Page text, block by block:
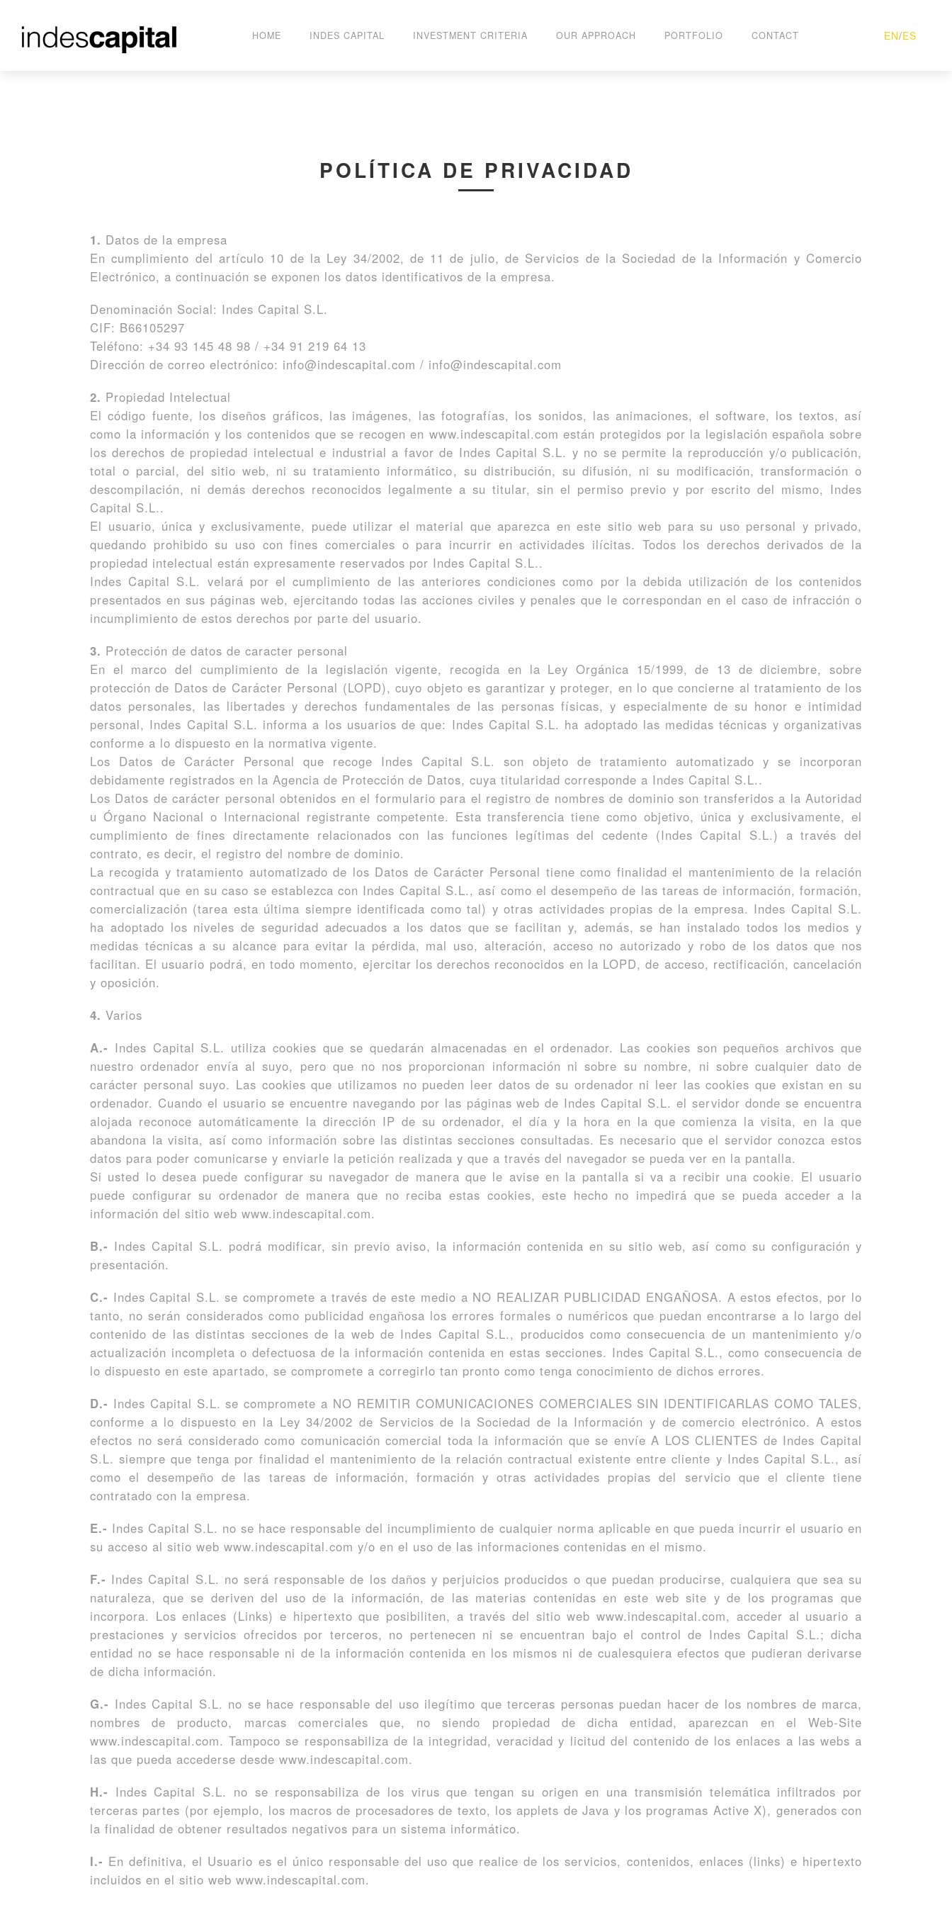
EN/ES
HOME INDES CAPITAL INVESTMENT CRITERIA OUR APPROACH PORTFOLIO CONTACT
POLÍTICA DE PRIVACIDAD
1. Datos de la empresa
En cumplimiento del artículo 10 de la Ley 34/2002, de 11 de julio, de Servicios de la Sociedad de la Información y Comercio
Electrónico, a continuación se exponen los datos identificativos de la empresa.
Denominación Social: Indes Capital S.L.
CIF: B66105297
Teléfono: +34 93 145 48 98 / +34 91 219 64 13
Dirección de correo electrónico: info@indescapital.com / info@indescapital.com
2. Propiedad Intelectual
El código fuente, los diseños gráficos, las imágenes, las fotografías, los sonidos, las animaciones, el software, los textos, así
como la información y los contenidos que se recogen en www.indescapital.com están protegidos por la legislación española sobre
los derechos de propiedad intelectual e industrial a favor de Indes Capital S.L. y no se permite la reproducción y/o publicación,
total o parcial, del sitio web, ni su tratamiento informático, su distribución, su difusión, ni su modificación, transformación o
descompilación, ni demás derechos reconocidos legalmente a su titular, sin el permiso previo y por escrito del mismo, Indes
Capital S.L..
El usuario, única y exclusivamente, puede utilizar el material que aparezca en este sitio web para su uso personal y privado,
quedando prohibido su uso con fines comerciales o para incurrir en actividades ilícitas. Todos los derechos derivados de la
propiedad intelectual están expresamente reservados por Indes Capital S.L..
Indes Capital S.L. velará por el cumplimiento de las anteriores condiciones como por la debida utilización de los contenidos
presentados en sus páginas web, ejercitando todas las acciones civiles y penales que le correspondan en el caso de infracción o
incumplimiento de estos derechos por parte del usuario.
3. Protección de datos de caracter personal
En el marco del cumplimiento de la legislación vigente, recogida en la Ley Orgánica 15/1999, de 13 de diciembre, sobre
protección de Datos de Carácter Personal (LOPD), cuyo objeto es garantizar y proteger, en lo que concierne al tratamiento de los
datos personales, las libertades y derechos fundamentales de las personas físicas, y especialmente de su honor e intimidad
personal, Indes Capital S.L. informa a los usuarios de que: Indes Capital S.L. ha adoptado las medidas técnicas y organizativas
conforme a lo dispuesto en la normativa vigente.
Los Datos de Carácter Personal que recoge Indes Capital S.L. son objeto de tratamiento automatizado y se incorporan
debidamente registrados en la Agencia de Protección de Datos, cuya titularidad corresponde a Indes Capital S.L..
Los Datos de carácter personal obtenidos en el formulario para el registro de nombres de dominio son transferidos a la Autoridad
u Órgano Nacional o Internacional registrante competente. Esta transferencia tiene como objetivo, única y exclusivamente, el
cumplimiento de fines directamente relacionados con las funciones legítimas del cedente (Indes Capital S.L.) a través del
contrato, es decir, el registro del nombre de dominio.
La recogida y tratamiento automatizado de los Datos de Carácter Personal tiene como finalidad el mantenimiento de la relación
contractual que en su caso se establezca con Indes Capital S.L., así como el desempeño de las tareas de información, formación,
comercialización (tarea esta última siempre identificada como tal) y otras actividades propias de la empresa. Indes Capital S.L.
ha adoptado los niveles de seguridad adecuados a los datos que se facilitan y, además, se han instalado todos los medios y
medidas técnicas a su alcance para evitar la pérdida, mal uso, alteración, acceso no autorizado y robo de los datos que nos
facilitan. El usuario podrá, en todo momento, ejercitar los derechos reconocidos en la LOPD, de acceso, rectificación, cancelación
y oposición.
4. Varios
A.- Indes Capital S.L. utiliza cookies que se quedarán almacenadas en el ordenador. Las cookies son pequeños archivos que
nuestro ordenador envía al suyo, pero que no nos proporcionan información ni sobre su nombre, ni sobre cualquier dato de
carácter personal suyo. Las cookies que utilizamos no pueden leer datos de su ordenador ni leer las cookies que existan en su
ordenador. Cuando el usuario se encuentre navegando por las páginas web de Indes Capital S.L. el servidor donde se encuentra
alojada reconoce automáticamente la dirección IP de su ordenador, el día y la hora en la que comienza la visita, en la que
abandona la visita, así como información sobre las distintas secciones consultadas. Es necesario que el servidor conozca estos
datos para poder comunicarse y enviarle la petición realizada y que a través del navegador se pueda ver en la pantalla.
Si usted lo desea puede configurar su navegador de manera que le avise en la pantalla si va a recibir una cookie. El usuario
puede configurar su ordenador de manera que no reciba estas cookies, este hecho no impedirá que se pueda acceder a la
información del sitio web www.indescapital.com.
B.- Indes Capital S.L. podrá modificar, sin previo aviso, la información contenida en su sitio web, así como su configuración y
presentación.
C.- Indes Capital S.L. se compromete a través de este medio a NO REALIZAR PUBLICIDAD ENGAÑOSA. A estos efectos, por lo
tanto, no serán considerados como publicidad engañosa los errores formales o numéricos que puedan encontrarse a lo largo del
contenido de las distintas secciones de la web de Indes Capital S.L., producidos como consecuencia de un mantenimiento y/o
actualización incompleta o defectuosa de la información contenida en estas secciones. Indes Capital S.L., como consecuencia de
lo dispuesto en este apartado, se compromete a corregirlo tan pronto como tenga conocimiento de dichos errores.
D.- Indes Capital S.L. se compromete a NO REMITIR COMUNICACIONES COMERCIALES SIN IDENTIFICARLAS COMO TALES,
conforme a lo dispuesto en la Ley 34/2002 de Servicios de la Sociedad de la Información y de comercio electrónico. A estos
efectos no será considerado como comunicación comercial toda la información que se envíe A LOS CLIENTES de Indes Capital
S.L. siempre que tenga por finalidad el mantenimiento de la relación contractual existente entre cliente y Indes Capital S.L., así
como el desempeño de las tareas de información, formación y otras actividades propias del servicio que el cliente tiene
contratado con la empresa.
E.- Indes Capital S.L. no se hace responsable del incumplimiento de cualquier norma aplicable en que pueda incurrir el usuario en
su acceso al sitio web www.indescapital.com y/o en el uso de las informaciones contenidas en el mismo.
F.- Indes Capital S.L. no será responsable de los daños y perjuicios producidos o que puedan producirse, cualquiera que sea su
naturaleza, que se deriven del uso de la información, de las materias contenidas en este web site y de los programas que
incorpora. Los enlaces (Links) e hipertexto que posibiliten, a través del sitio web www.indescapital.com, acceder al usuario a
prestaciones y servicios ofrecidos por terceros, no pertenecen ni se encuentran bajo el control de Indes Capital S.L.; dicha
entidad no se hace responsable ni de la información contenida en los mismos ni de cualesquiera efectos que pudieran derivarse
de dicha información.
G.- Indes Capital S.L. no se hace responsable del uso ilegítimo que terceras personas puedan hacer de los nombres de marca,
nombres de producto, marcas comerciales que, no siendo propiedad de dicha entidad, aparezcan en el Web-Site
www.indescapital.com. Tampoco se responsabiliza de la integridad, veracidad y licitud del contenido de los enlaces a las webs a
las que pueda accederse desde www.indescapital.com.
H.- Indes Capital S.L. no se responsabiliza de los virus que tengan su origen en una transmisión telemática infiltrados por
terceras partes (por ejemplo, los macros de procesadores de texto, los applets de Java y los programas Active X), generados con
la finalidad de obtener resultados negativos para un sistema informático.
I.- En definitiva, el Usuario es el único responsable del uso que realice de los servicios, contenidos, enlaces (links) e hipertexto
incluidos en el sitio web www.indescapital.com.